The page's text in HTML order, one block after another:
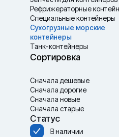
Рефрижераторные
Специальные контейнеры
Cухогрузные морские
контейнеры
Танк-контейнеры
Термоконтейнеры
Сортировка
Сначала дешевые
Сначала дорогие
Сначала новые
Сначала старые
Статус
В наличии